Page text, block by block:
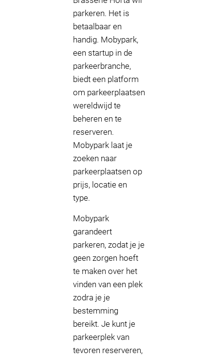
parkeren. Het is
betaalbaar en
handig. Mobypark,
een startup in de
parkeerbranche,
biedt een platform
om parkeerplaatsen
wereldwijd te
beheren en te
reserveren.
Mobypark laat je
zoeken naar
parkeerplaatsen op
prijs, locatie en
type.
Mobypark
garandeert
parkeren, zodat je je
geen zorgen hoeft
te maken over het
vinden van een plek
zodra je je
bestemming
bereikt. Je kunt je
parkeerplek van
tevoren reserveren,